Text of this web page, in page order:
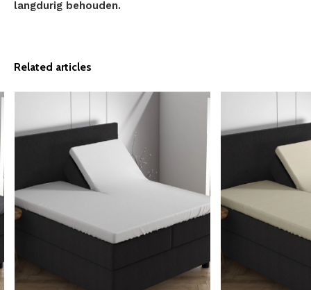
langdurig behouden.
Related articles